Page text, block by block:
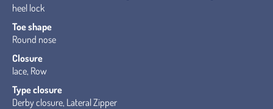
heel lock
Toe shape
Round nose
Closure
lace, Row
Type closure
Derby closure, Lateral Zipper